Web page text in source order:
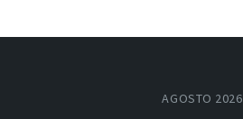
AGOSTO 2026